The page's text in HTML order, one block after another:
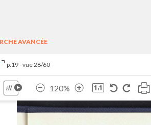
AVANCÉE
p.19 - vue 28/60
120%